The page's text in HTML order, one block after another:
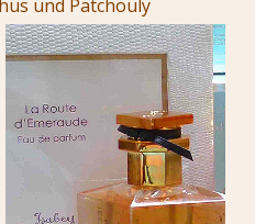
und Patchouly